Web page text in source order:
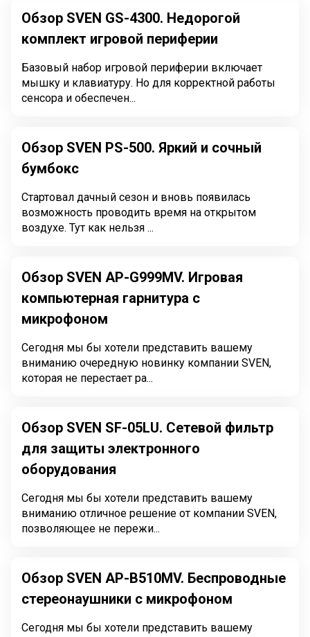
Обзор SVEN GS-4300. Недорогой
комплект игровой периферии
Базовый набор игровой периферии включает
мышку и клавиатуру. Но для корректной работы
сенсора и обеспечен...
Обзор SVEN PS-500. Яркий и сочный
бумбокс
Стартовал дачный сезон и вновь появилась
возможность проводить время на открытом
воздухе. Тут как нельзя ...
Обзор SVEN AP-G999MV. Игровая
компьютерная гарнитура с
микрофоном
Сегодня мы бы хотели представить вашему
вниманию очередную новинку компании SVEN,
которая не перестает ра...
Обзор SVEN SF-05LU. Сетевой фильтр
для защиты электронного
оборудования
Сегодня мы бы хотели представить вашему
вниманию отличное решение от компании SVEN,
позволяющее не пережи...
Обзор SVEN AP-B510MV. Беспроводные
стереонаушники с микрофоном
Сегодня мы бы хотели представить вашему